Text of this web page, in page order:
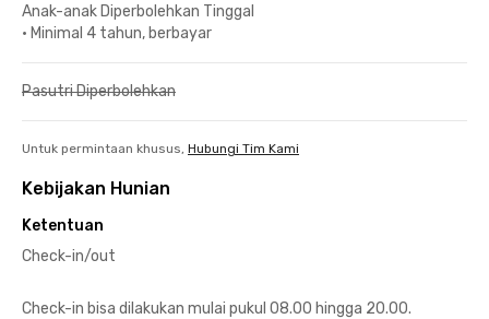
Anak-anak Diperbolehkan Tinggal
• Minimal 4 tahun, berbayar
Pasutri Diperbolehkan
Untuk permintaan khusus, Hubungi Tim Kami
Kebijakan Hunian
Ketentuan
Check-in/out
Check-in bisa dilakukan mulai pukul 08.00 hingga 20.00.